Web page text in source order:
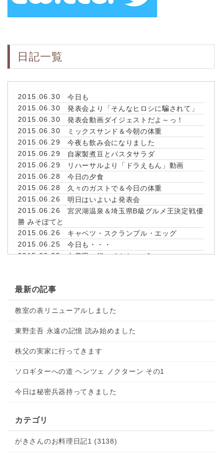
日記一覧
2015.06.30
今日も
2015.06.30
発表会より「そんなヒロシに騙されて」
2015.06.30
発表会動画ダイジェストだよ～っ！
2015.06.30
ミックスサンド＆今朝の体重
2015.06.29
今夜も飲み会になりました
2015.06.29
自家製煮豆とパスタサラダ
2015.06.29
リハーサルより「ドラえもん」動画
2015.06.28
今日の夕食
2015.06.28
久々のガストで＆今日の体重
2015.06.26
明日はいよいよ発表会
2015.06.26
宮沢湖温泉＆埼玉県B級グルメ王決定戦優
勝 みそぽてと
2015.06.26
キャベツ・スクランブル・エッグ
2015.06.25
今日も・・・
2015.06.25
巾着田に行ってきたpart2
2015.06.25
2015.06.25
ウクレレ太陽にほえろ＆4kg減量成功っ!!!
2015.06.24
塩鮭・ポトフ 今日の朝ご飯
2015.06.24
合奏練習よりデルアルマ＆今日の体重
2015.06.22
合奏練習より「ひまりの約束」動画＆今
2015.06.22
今日のお弁当
2015.06.21
2015.06.21
2015.06.21
今年初めての・・・
最新の記事
教室の表リニューアルしました
東野圭吾 永遠の記憶 読み始めました
秩父の実家に行ってきます
ソロギターへの道 ヘンツェ ノクターン その1
今日は秘密兵器持ってきました
カテゴリ
がきさんのお料理日記1 (3138)